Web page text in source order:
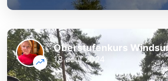
18 août 2024